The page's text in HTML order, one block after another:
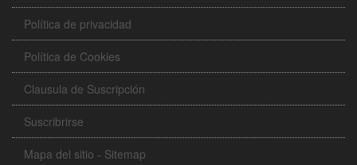
Política de privacidad
Política de Cookies
Clausula de Suscripción
Suscribrirse
Mapa del sitio - Sitemap